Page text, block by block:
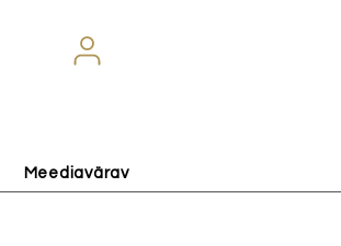
Meediavärav